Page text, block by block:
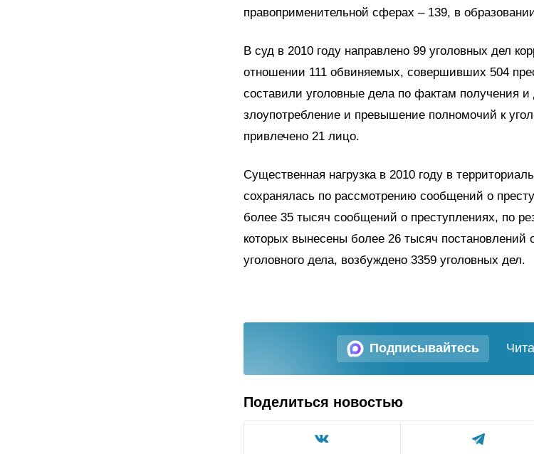
правоприменительной сферах – 139, в
В суд в 2010 году направлено 99 уголовных дел
отношении 111 обвиняемых, совершивших 504
составили уголовные дела по фактам получения и
злоупотребление и превышение полномочий к
привлечено 21 лицо.
Существенная нагрузка в 2010 году в
сохранялась по рассмотрению сообщений о
более 35 тысяч сообщений о преступлениях, по
которых вынесены более 26 тысяч постановлений
уголовного дела, возбуждено 3359 уголовных дел.
Подписывайтесь
Поделиться новостью